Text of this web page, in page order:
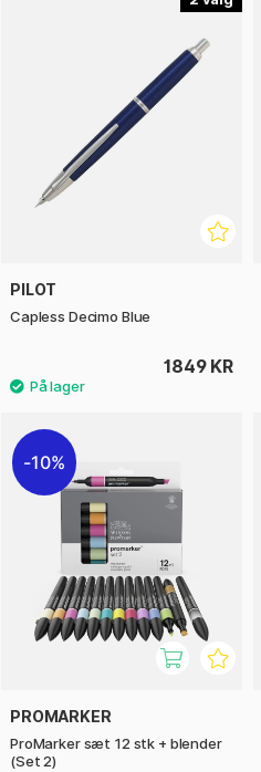
PILOT
Capless Decimo Blue
1849 KR
10%
PROMARKER
ProMarker sæt 12 stk + blender
(Set 2)